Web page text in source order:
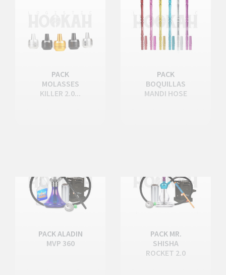
PACK
MOLASSES
KILLER 2.0...
PACK
BOQUILLAS
MANDI HOSE
PACK ALADIN
MVP 360
PACK MR.
SHISHA
ROCKET 2.0